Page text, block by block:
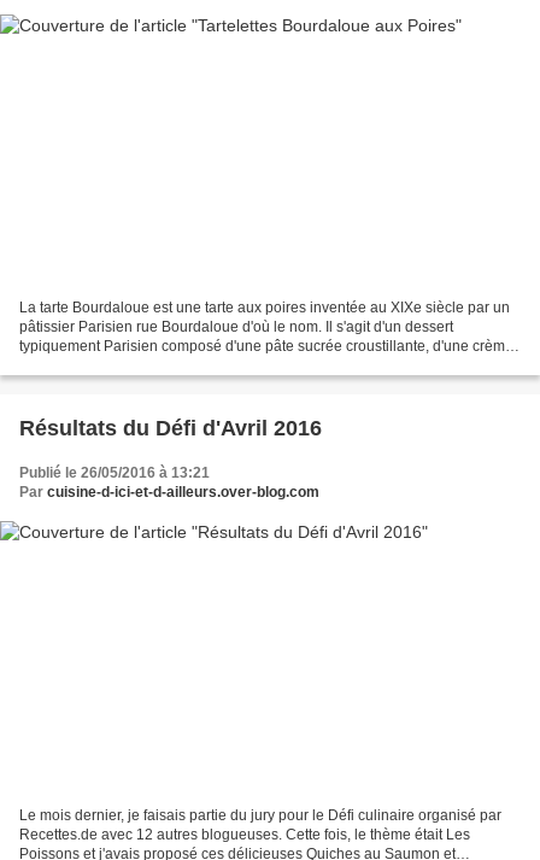
La tarte Bourdaloue est une tarte aux poires inventée au XIXe siècle par un
pâtissier Parisien rue Bourdaloue d'où le nom. Il s'agit d'un dessert
typiquement Parisien composé d'une pâte sucrée croustillante, d'une crème
Résultats du Défi d'Avril 2016
Publié le 26/05/2016 à 13:21
Par cuisine-d-ici-et-d-ailleurs.over-blog.com
Le mois dernier, je faisais partie du jury pour le Défi culinaire organisé par
Recettes.de avec 12 autres blogueuses. Cette fois, le thème était Les
Poissons et j'avais proposé ces délicieuses Quiches au Saumon et